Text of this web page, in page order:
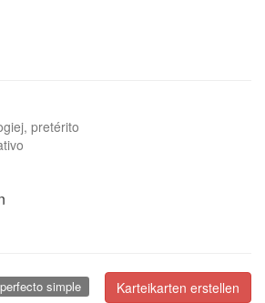
pretérito
Karteikarten erstellen
simple